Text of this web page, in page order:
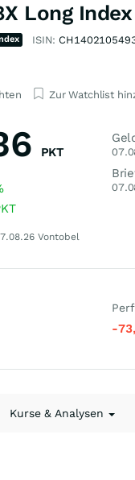
Long
ISIN:
Zur Watchlist
PKT
Vontobel
-
Kurse & Analysen